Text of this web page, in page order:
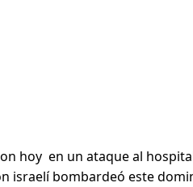
hoy en un ataque al
israelí bombardeó este